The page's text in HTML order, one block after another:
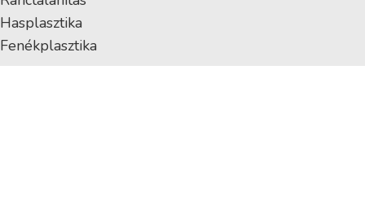
Hasplasztika
Fenékplasztika